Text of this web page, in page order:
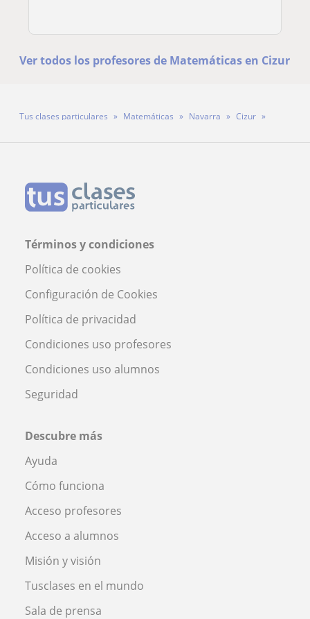
Ver todos los profesores de Matemáticas en Cizur
Tus clases particulares Matemáticas Navarra
Cizur
Términos y condiciones
Política de cookies
Configuración de Cookies
Política de privacidad
Condiciones uso profesores
Condiciones uso alumnos
Seguridad
Descubre más
Ayuda
Cómo funciona
Acceso profesores
Acceso a alumnos
Misión y visión
Tusclases en el mundo
Sala de prensa